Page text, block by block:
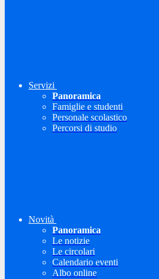
Servizi
Panoramica
Famiglie e studenti
Personale scolastico
Percorsi di studio
Novità
Panoramica
Le notizie
Le circolari
Calendario eventi
Albo online